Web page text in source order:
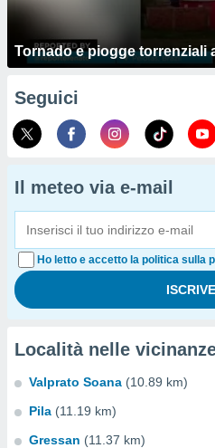
Tornado e piogge torrenziali
Seguici
Il meteo via e-mail
Ho letto e accetto la politica sulla
Località nelle
Valprato Soana (10.89 km)
Pila (11.19 km)
Gressan (11.37 km)